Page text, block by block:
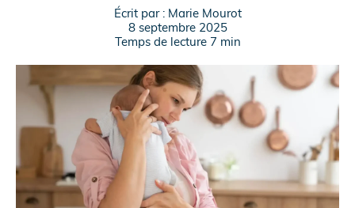
Écrit par : Marie Mourot
8 septembre 2025
Temps de lecture 7 min